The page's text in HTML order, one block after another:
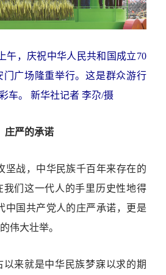
，庆祝中华人民共和国成立70
门广场隆重举行。这是群众游行
车。 新华社记者 李尕/摄
庄严的承诺
战，中华民族千百年来存在的
我们这一代人的手里历史性地得
中国共产党人的庄严承诺，更是
伟大壮举。
来就是中华民族梦寐以求的期